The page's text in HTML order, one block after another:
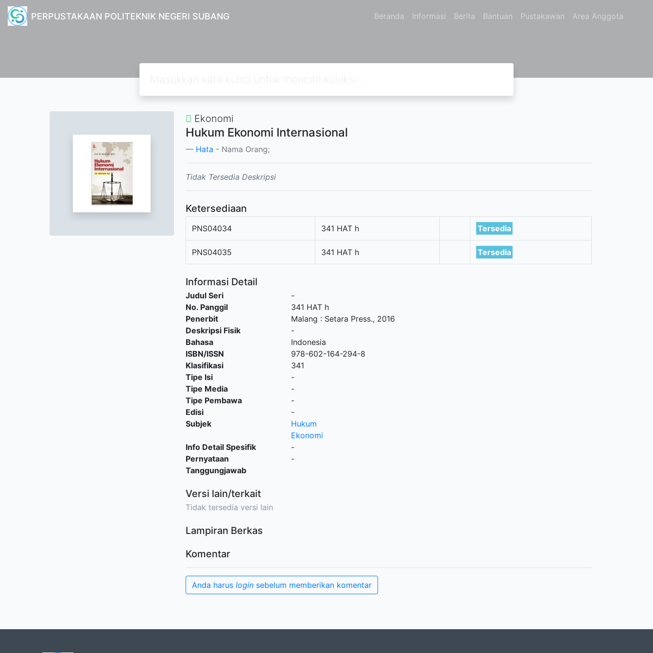
PERPUSTAKAAN POLITEKNIK NEGERI SUBANG Beranda Informasi Berita Bantuan Pustakawan Area Anggota
Ekonomi
Hukum Ekonomi Internasional
Hata - Nama Orang;
Tidak Tersedia Deskripsi
Ketersediaan
PNS04034 341 HAT h Tersedia
PNS04035 341 HAT h Tersedia
Informasi Detail
Judul Seri
-
No. Panggil
341 HAT h
Penerbit
Malang : Setara Press., 2016
Deskripsi Fisik
-
Bahasa
Indonesia
ISBN/ISSN
978-602-164-294-8
Klasifikasi
341
Tipe Isi
-
Tipe Media
-
Tipe Pembawa
-
Edisi
-
Subjek
Hukum
Ekonomi
Info Detail Spesifik
-
Pernyataan
Tanggungjawab
-
Versi lain/terkait
Tidak tersedia versi lain
Lampiran Berkas
Komentar
Anda harus login sebelum memberikan komentar